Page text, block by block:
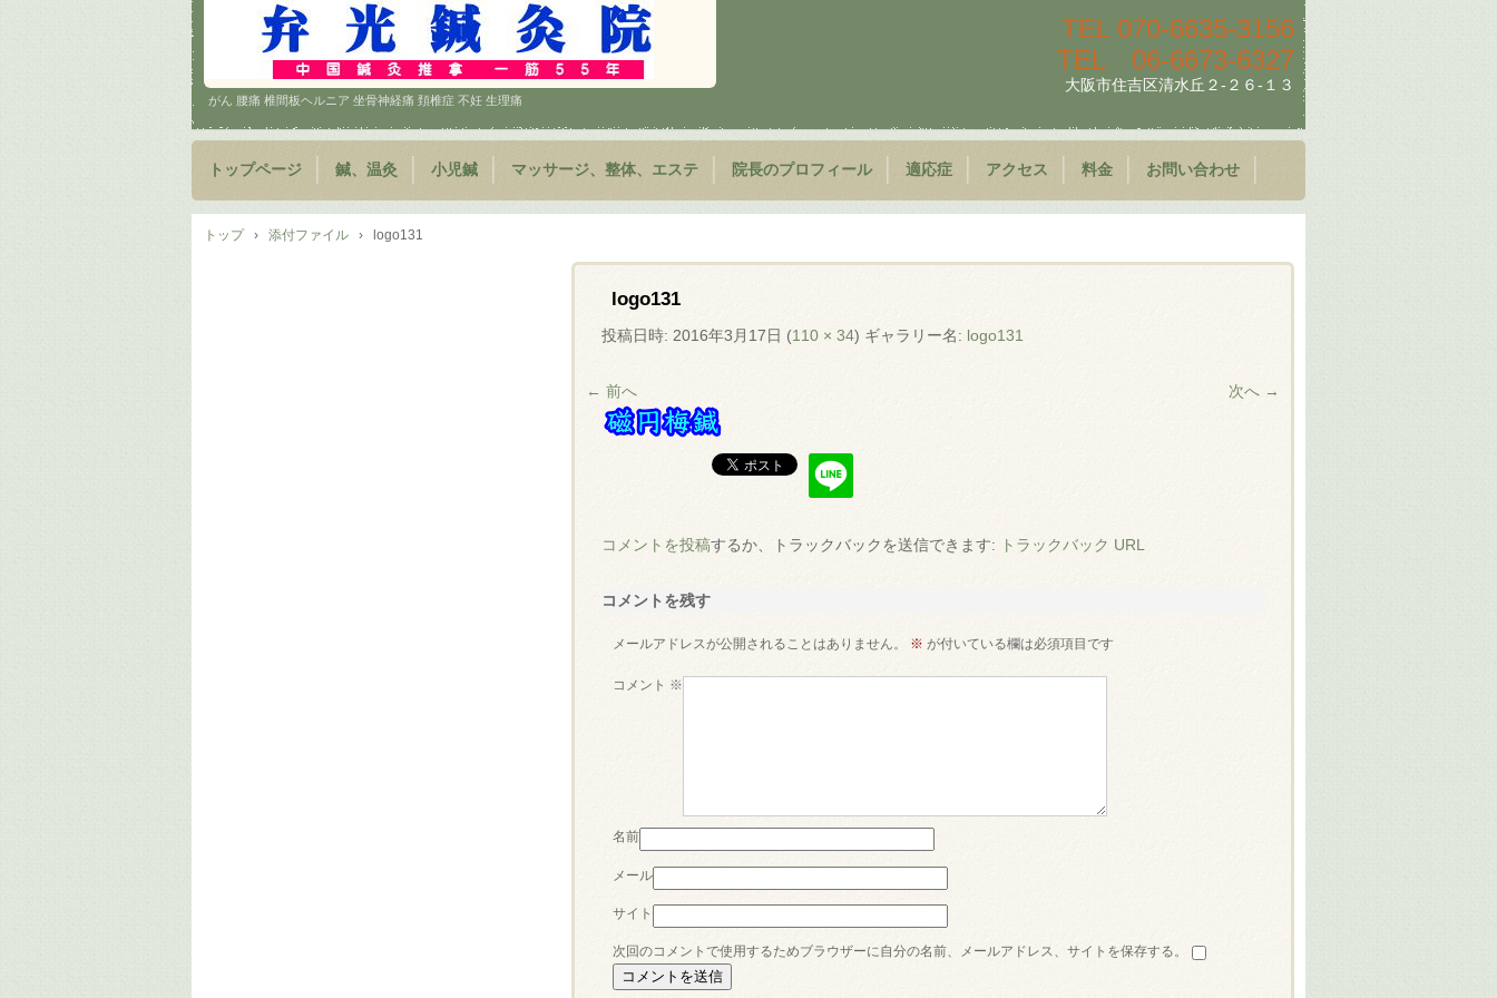
がん 腰痛 椎間板ヘルニア 坐骨神経痛 頚椎症 不妊 生理痛
TEL 070-6635-3156
TEL 06-6673-6327
大阪市住吉区清水丘２-２６-１３
トップページ 鍼、温灸 小児鍼 マッサージ、整体、エステ 院長のプロフィール 適応症 アクセス 料金 お問い合わせ
トップ › 添付ファイル › logo131
logo131
投稿日時: 2016年3月17日 (110 × 34) ギャラリー名: logo131
← 前へ 次へ →
コメントを投稿するか、トラックバックを送信できます: トラックバック URL
コメントを残す
メールアドレスが公開されることはありません。 ※ が付いている欄は必須項目です
コメント ※
名前
メール
サイト
次回のコメントで使用するためブラウザーに自分の名前、メールアドレス、サイトを保存する。